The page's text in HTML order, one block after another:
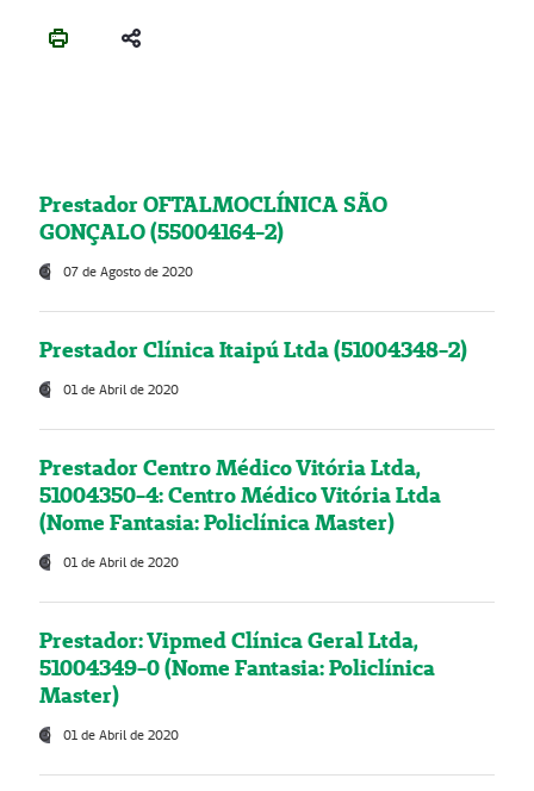
Prestador OFTALMOCLÍNICA SÃO
GONÇALO (55004164-2)
07 de Agosto de 2020
Prestador Clínica Itaipú Ltda (51004348-2)
01 de Abril de 2020
Prestador Centro Médico Vitória Ltda,
51004350-4: Centro Médico Vitória Ltda
(Nome Fantasia: Policlínica Master)
01 de Abril de 2020
Prestador: Vipmed Clínica Geral Ltda,
51004349-0 (Nome Fantasia: Policlínica
Master)
01 de Abril de 2020